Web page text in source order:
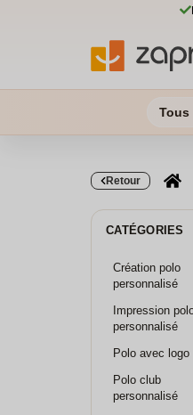
Retour
CATÉGORIES
Création polo
personnalisé
Impression
personnalisé
Polo avec logo
Polo club
personnalisé